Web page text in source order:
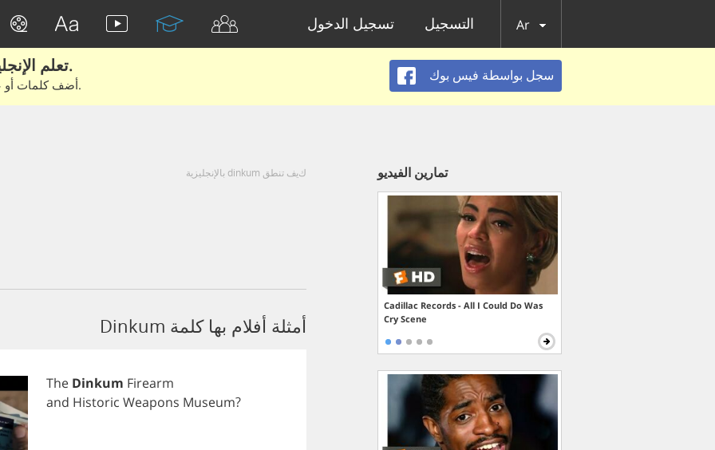
تسجيل الدخول التسجيل Ar
تعلم الإنجليزية الحقيقية من الأفلام والكتب.
أضف كلمات أو عبارات للتعلم والتدريب مع متعلمين آخرين.
سجل بواسطة فيس بوك
كيف تنطق dinkum بالإنجليزية
أمثلة أفلام بها كلمة Dinkum
The Dinkum Firearm
and Historic Weapons Museum?
تمارين الفيديو
Cadillac Records - All I Could Do Was
Cry Scene